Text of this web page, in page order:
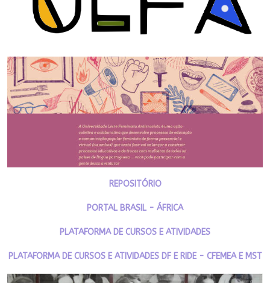
REPOSITÓRIO
PORTAL BRASIL - ÁFRICA
PLATAFORMA DE CURSOS E ATIVIDADES
PLATAFORMA DE CURSOS E ATIVIDADES DF E RIDE - CFEMEA E MST